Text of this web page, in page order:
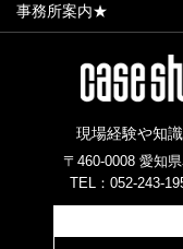
事務所案内★
現場経験や知
〒460-0008 愛知
TEL：052-243-